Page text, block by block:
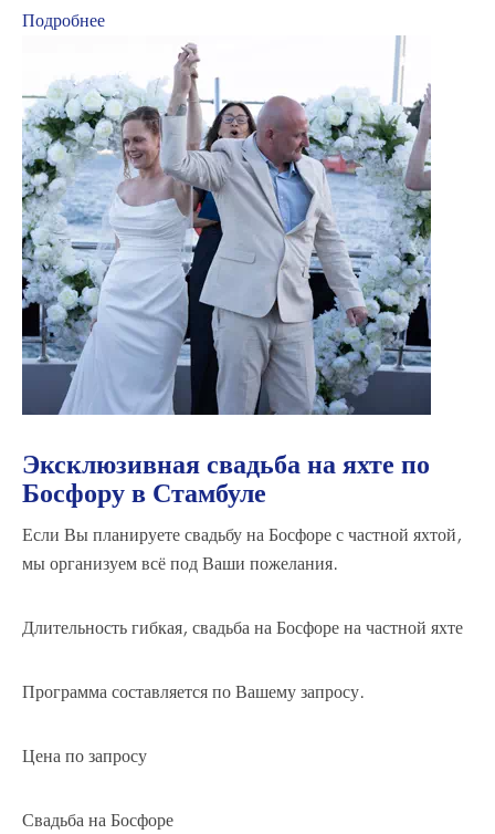
Подробнее
Эксклюзивная свадьба на яхте по
Босфору в Стамбуле
Если Вы планируете свадьбу на Босфоре с частной яхтой,
мы организуем всё под Ваши пожелания.
Длительность гибкая, свадьба на Босфоре на частной яхте
Программа составляется по Вашему запросу.
Цена по запросу
Свадьба на Босфоре